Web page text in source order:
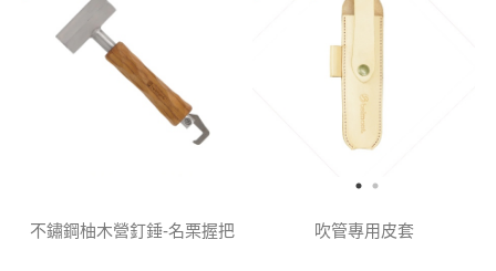
不鏽鋼柚木營釘錘-名栗握把 吹管專用皮套